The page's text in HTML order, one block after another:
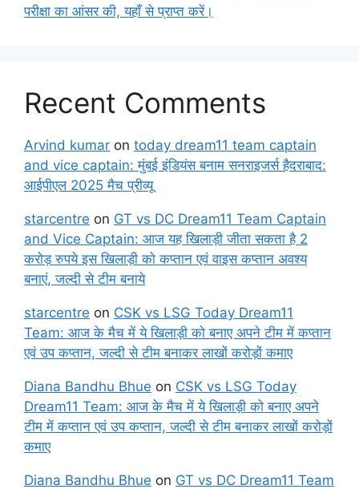
परीक्षा का आंसर की, यहाँ से प्राप्त करें।
Recent Comments
Arvind kumar on today dream11 team captain
and vice captain: मुंबई इंडियंस बनाम सनराइजर्स हैदराबाद:
आईपीएल 2025 मैच प्रीव्यू
starcentre on GT vs DC Dream11 Team Captain
and Vice Captain: आज यह खिलाड़ी जीता सकता है 2
करोड़ रुपये इस खिलाड़ी को कप्तान एवं वाइस कप्तान अवश्य
बनाएं, जल्दी से टीम बनाये
starcentre on CSK vs LSG Today Dream11
Team: आज के मैच में ये खिलाड़ी को बनाए अपने टीम में कप्तान
एवं उप कप्तान, जल्दी से टीम बनाकर लाखों करोड़ों कमाए
Diana Bandhu Bhue on CSK vs LSG Today
Dream11 Team: आज के मैच में ये खिलाड़ी को बनाए अपने
टीम में कप्तान एवं उप कप्तान, जल्दी से टीम बनाकर लाखों करोड़ों
कमाए
Diana Bandhu Bhue on GT vs DC Dream11 Team